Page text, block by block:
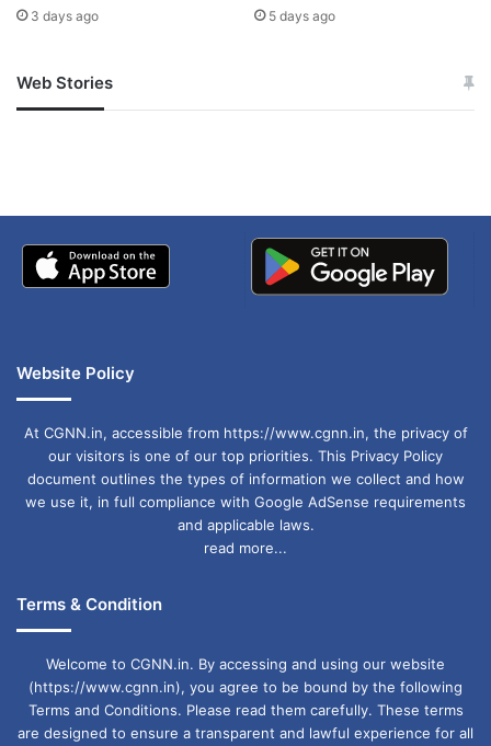
3 days ago 5 days ago
Web Stories
जम्मू-कश्मीर में बारिश से
अपडेट
खाई में धक्का… आरोपियों ने
Website Policy
At CGNN.in, accessible from https://www.cgnn.in, the privacy of
our visitors is one of our top priorities. This Privacy Policy
document outlines the types of information we collect and how
we use it, in full compliance with Google AdSense requirements
and applicable laws.
read more...
Terms & Condition
Welcome to CGNN.in. By accessing and using our website
(https://www.cgnn.in), you agree to be bound by the following
Terms and Conditions. Please read them carefully. These terms
are designed to ensure a transparent and lawful experience for all